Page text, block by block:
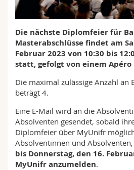
Math.-Nat. und Med. Fak.
Interfakultär
Mitarbeitende
Doktorierende
Webmail
Vorlesungsverzeichnis
MyUnifr
Die nächste Diplomfeier für
Masterabschlüsse findet am
Februar 2023 von 10:30 bis
statt, gefolgt von einem
Die maximal zulässige Anzahl an
beträgt 4.
Eine E-Mail wird an die
Absolventen gesendet, sobald
Diplomfeier über MyUnifr
Absolventinnen und Absolventen,
bis Donnerstag, den 16.
MyUnifr anzumelden.